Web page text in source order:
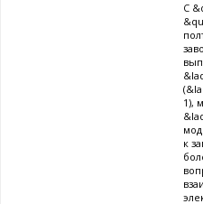
С
1),
к